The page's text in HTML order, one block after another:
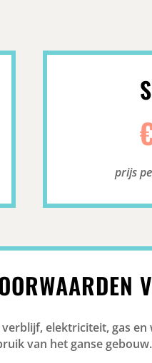
prijs
elektriciteit, gas
van het ganse gebouw.